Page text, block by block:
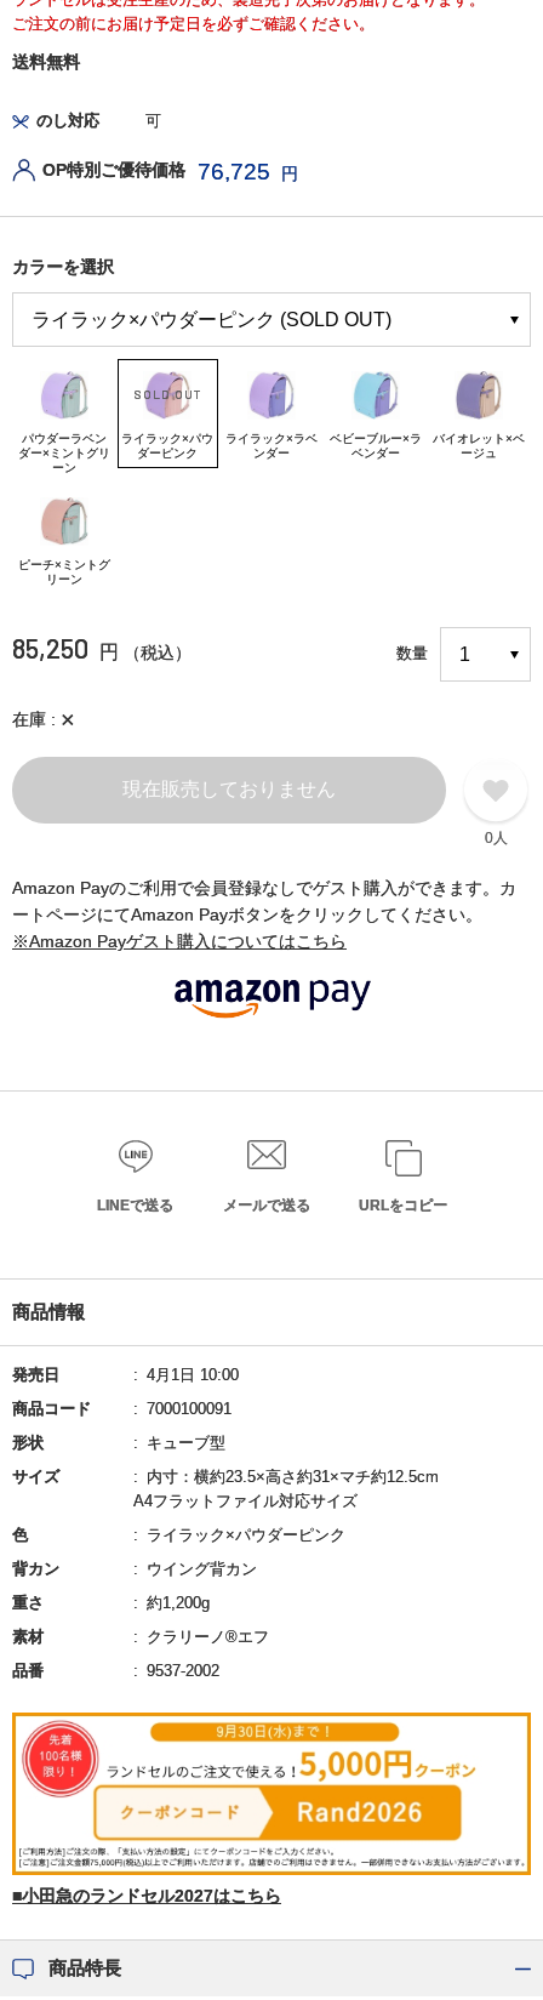
ご注文の前にお届け予定日を必ずご確認ください。
送料無料
のし対応 可
OP特別ご優待価格 76,725 円
カラーを選択
パウダーラベン
ダー×ミントグリ
ーン
ライラック×パウ
ダーピンク
ライラック×ラベ
ンダー
ベビーブルー×ラ
ベンダー
バイオレット×ベ
ージュ
ピーチ×ミントグ
リーン
85,250 円 （税込） 数量
在庫 ×
現在販売しておりません
0人
Amazon Payのご利用で会員登録なしでゲスト購入ができます。カ
ートページにてAmazon Payボタンをクリックしてください。
※Amazon Payゲスト購入についてはこちら
LINEで送る メールで送る URLをコピー
商品情報
発売日
4月1日 10:00
商品コード
7000100091
形状
キューブ型
サイズ
内寸：横約23.5×高さ約31×マチ約12.5cm
A4フラットファイル対応サイズ
色
ライラック×パウダーピンク
背カン
ウイング背カン
重さ
約1,200g
素材
クラリーノ®エフ
品番
9537-2002
■小田急のランドセル2027はこちら
商品特長